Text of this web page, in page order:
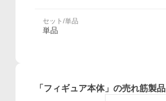
セット/単品
単品
「 フィギュア本体」の売れ筋製品